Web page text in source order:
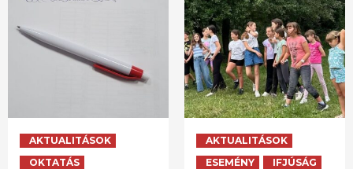
AKTUALITÁSOK
OKTATÁS
AKTUALITÁSOK
ESEMÉNY
IFJÚSÁG